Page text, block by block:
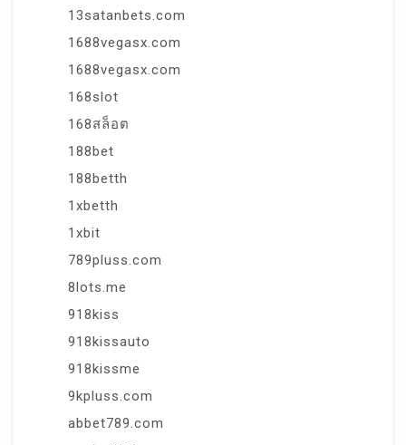
13satanbets.com
1688vegasx.com
1688vegasx.com
168slot
168สล็อต
188bet
188betth
1xbetth
1xbit
789pluss.com
8lots.me
918kiss
918kissauto
918kissme
9kpluss.com
abbet789.com